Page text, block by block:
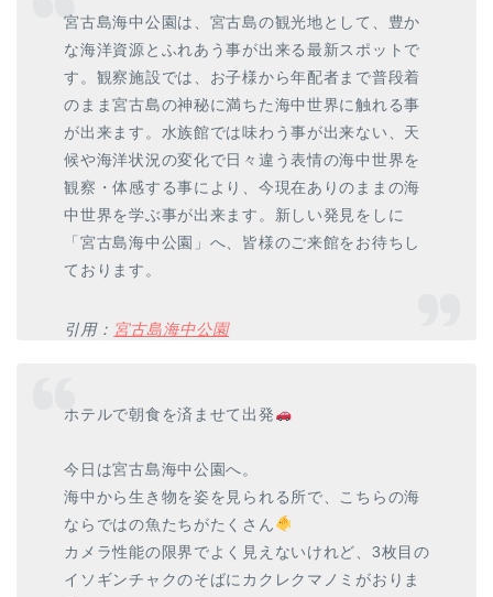
宮古島海中公園は、宮古島の観光地として、豊か
な海洋資源とふれあう事が出来る最新スポットで
す。観察施設では、お子様から年配者まで普段着
のまま宮古島の神秘に満ちた海中世界に触れる事
が出来ます。水族館では味わう事が出来ない、天
候や海洋状況の変化で日々違う表情の海中世界を
観察・体感する事により、今現在ありのままの海
中世界を学ぶ事が出来ます。新しい発見をしに
「宮古島海中公園」へ、皆様のご来館をお待ちし
ております。
引用： 宮古島海中公園
ホテルで朝食を済ませて出発
今日は宮古島海中公園へ。
海中から生き物を姿を見られる所で、こちらの海
ならではの魚たちがたくさん
カメラ性能の限界でよく見えないけれど、3枚目の
イソギンチャクのそばにカクレクマノミがおりま